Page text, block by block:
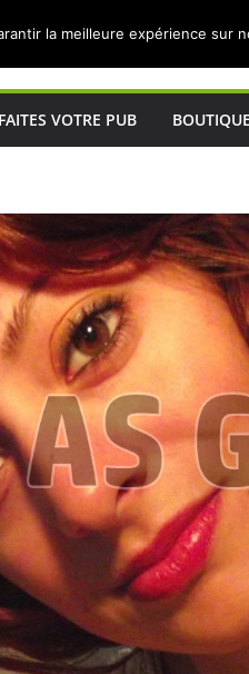
Lorrains
FAITES VOTRE PUB BOUTIQUE
la meilleure expérience